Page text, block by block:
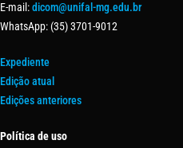
E-mail:dicom@unifal-mg.edu.br
WhatsApp: (35) 3701-9012
Expediente
Edição atual
Edições anteriores
Política de uso